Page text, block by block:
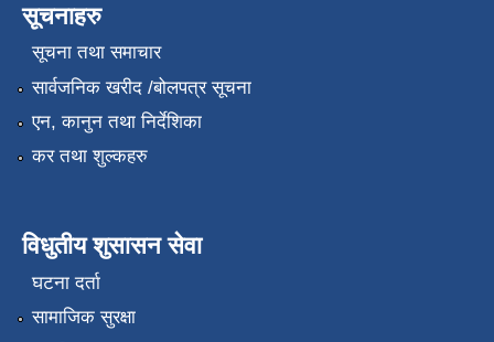
सूचनाहरु
सूचना तथा समाचार
सार्वजनिक खरीद /बोलपत्र सूचना
एन, कानुन तथा निर्देशिका
कर तथा शुल्कहरु
विधुतीय शुसासन सेवा
घटना दर्ता
सामाजिक सुरक्षा